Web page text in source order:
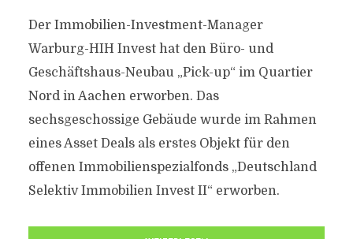
Der Immobilien-Investment-Manager
Warburg-HIH Invest hat den Büro- und
Geschäftshaus-Neubau „Pick-up“ im Quartier
Nord in Aachen erworben. Das
sechsgeschossige Gebäude wurde im Rahmen
eines Asset Deals als erstes Objekt für den
offenen Immobilienspezialfonds „Deutschland
Selektiv Immobilien Invest II“ erworben.